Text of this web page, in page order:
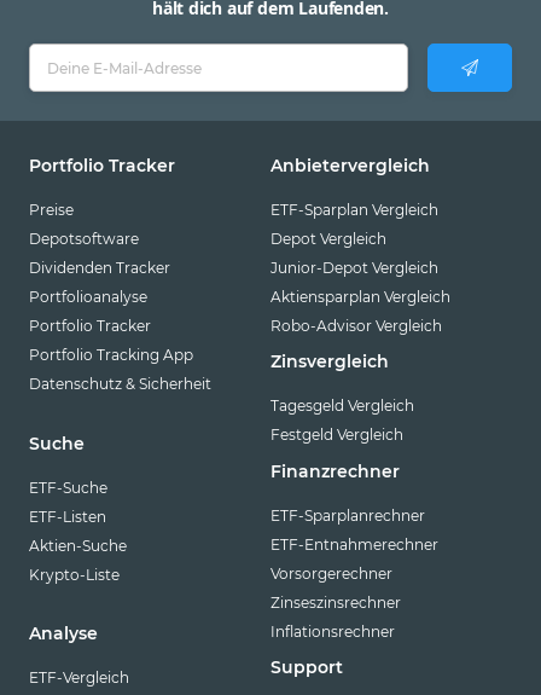
hält dich auf dem Laufenden.
Portfolio Tracker
Preise
Depotsoftware
Dividenden Tracker
Portfolioanalyse
Portfolio Tracker
Portfolio Tracking App
Datenschutz & Sicherheit
Suche
ETF-Suche
ETF-Listen
Aktien-Suche
Krypto-Liste
Analyse
ETF-Vergleich
Anbietervergleich
ETF-Sparplan Vergleich
Depot Vergleich
Junior-Depot Vergleich
Aktiensparplan Vergleich
Robo-Advisor Vergleich
Zinsvergleich
Tagesgeld Vergleich
Festgeld Vergleich
Finanzrechner
ETF-Sparplanrechner
ETF-Entnahmerechner
Vorsorgerechner
Zinseszinsrechner
Inflationsrechner
Support